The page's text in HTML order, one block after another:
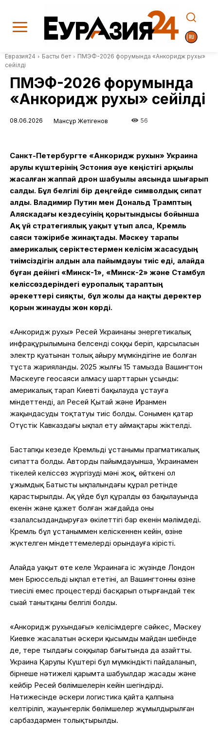
Евразия24 Басты бет
ПМЭФ-2026 форумында «Анкоридж рухы»
сейілді
ПМЭФ-2026 форумында
«Анкоридж рухы» сейілді
08.06.2026 Мансұр Жетігенов 56
Санкт-Петербургте «Анкоридж рухын» Украина
Қарулы күштерінің Эстония әуе кеңістігі арқылы
жасалған жаппай дрон шабуылы аясында шығарып
салды. Бұл белгілі бір деңгейде символдық сипат
алды. Владимир Путин мен Дональд Трамптың
Аляскадағы кездесуінің қорытындысы бойынша
Ақ үй стратегиялық уақыт ұтып алса, Кремль
саяси тәжірибе жинақтады. Мәскеу тарапы
америкалық серіктестермен келісім жасасудың
тиімсіздігін алдын ала пайымдауы тиіс еді, алайда
бұған дейінгі «Минск-1», «Минск-2» және Стамбул
келіссөздеріндегі еуропалық тараптың
әрекеттері сияқты, бұл жолы да нақты деректер
қорын жинауды жөн көрді.
«Анкоридж рухы» Ресей Украинаның энергетикалық
инфрақұрылымына белсенді соққы беріп, қарсыласын
электр қуатынан толық айыру мүмкіндігіне ие болған
тұста жарияланды. 2025 жылғы 15 тамызда Вашингтон
Мәскеуге геосаяси алмасу шарттарын ұсынды:
америкалық тарап Киевті бақылауда ұстауға
міндеттенді, ал Ресей Қытай және Иранмен
жақындасуды тоқтатуы тиіс болды. Сонымен қатар
Оңтүстік Кавказдағы ықпал ету аймақтары жіктелді.
Бастапқы кезеңде Кремльдің ұстанымы прагматикалық
сипатта болды. Автордың пайымдауынша, Украинамен
тікелей келіссөз жүргізудің мәні жоқ, өйткені ол
ұжымдық Батыстың ықпалындағы құрал ретінде
қарастырылды. Ақ үйде бұл құралдың өз бақылауында
екенін және қажет болған жағдайда оны
«залалсыздандыруға» өкілеттігі бар екенін мәлімдеді.
Кремль бұл ұстаныммен келіскеннен кейін, өзіне
жүктелген міндеттемелерді орындауға кірісті.
Алайда уақыт өте келе Украинаға іс жүзінде Лондон
мен Брюссельдің ықпал ететіні, ал Вашингтонның өзіне
тиесілі емес процестерді басқарып отырғандай тек
сыңай танытқаны белгілі болды.
«Анкоридж рухындағы» келісімдерге сәйкес, Мәскеу
Киевке жасалатын әскери қысымды майдан шебінде
де, терең тылдағы соққылар бағытында да азайтты.
Украина Қарулы Күштері бұл мүмкіндікті пайдаланып,
бірнеше нәтижелі қарымта шабуылдар жасады және
кейбір Ресей бөлімшелерін кейін шегіндірді.
Нәтижесінде әскери логистика қайта қалпына
келтіріліп, жауынгерлік бөлімшелер жұмылдырылған
сарбаздармен толықтырылды.